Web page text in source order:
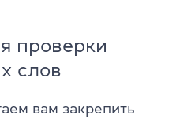
проверки
слов
вам закрепить